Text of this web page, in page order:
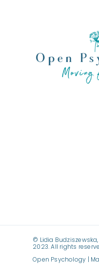
©️ Lidia
2023. All rights
Open Psychology |